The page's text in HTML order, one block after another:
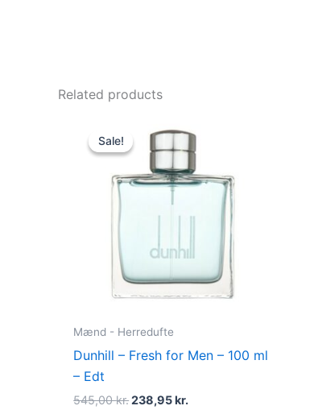
Related products
Sale!
Sale!
Mænd - Herredufte
Dunhill – Fresh for Men – 100 ml
– Edt
545,00kr.
price
was:
545,00 kr..
238,95kr.
price
is: